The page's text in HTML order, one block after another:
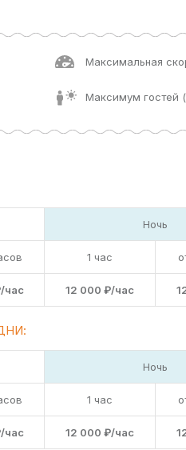
Максимальная
Максимум гостей
Ночь
1 час
час 12 000 ₽/час
Ночь
1 час
час 12 000 ₽/час